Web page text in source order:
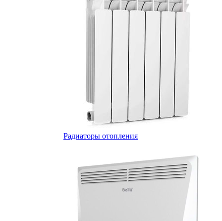
Радиаторы отопления